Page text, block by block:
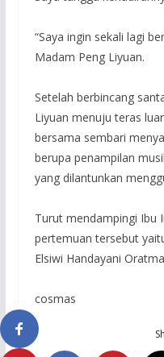
“Saya ingin sekali lagi
Madam Peng Liyuan.
Setelah berbincang
Liyuan menuju teras
bersama sembari
berupa penampilan
yang dilantunkan
Turut mendampingi Ibu
pertemuan tersebut
Elsiwi Handayani
cosmas